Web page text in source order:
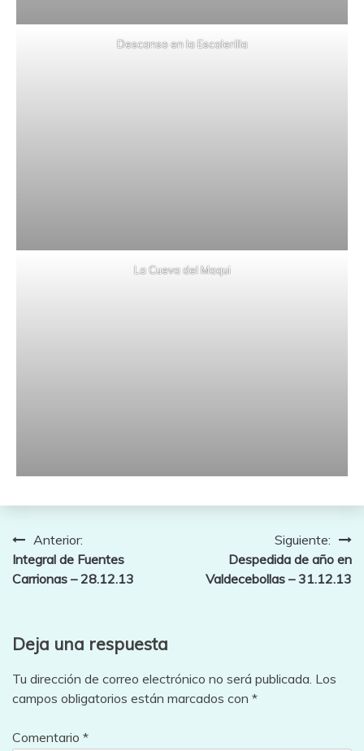
Descanso en la Escalerilla
La Cueva del Maqui
Navegación
de
Anterior:
Integral de Fuentes
Carrionas – 28.12.13
Siguiente:
Despedida de año en
Valdecebollas – 31.12.13
Deja una respuesta
Tu dirección de correo electrónico no será publicada. Los
campos obligatorios están marcados con *
Comentario *